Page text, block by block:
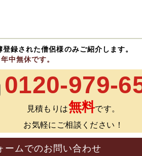
登録された僧侶様のみご紹介します。
中無休です。
0120-979-
見積もりは無料です。
お気軽にご相談ください！
ームでのお問い合わせ